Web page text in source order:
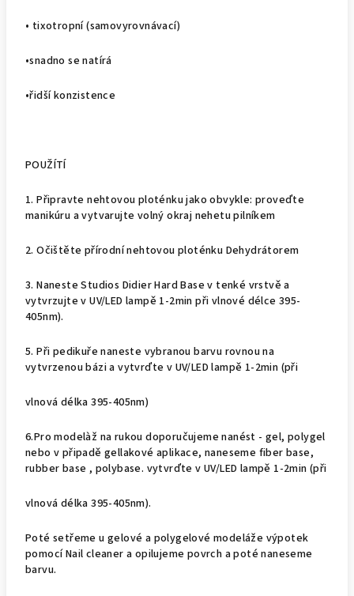
• tixotropní (samovyrovnávací)
•snadno se natírá
•řidší konzistence
POUŽÍTÍ
1. Připravte nehtovou ploténku jako obvykle: proveďte
manikúru a vytvarujte volný okraj nehetu pilníkem
2. Očištěte přírodní nehtovou ploténku Dehydrátorem
3. Naneste Studios Didier Hard Base v tenké vrstvě a
vytvrzujte v UV/LED lampě 1-2min při vlnové délce 395-
405nm).
5. Při pedikuře naneste vybranou barvu rovnou na
vytvrzenou bázi a vytvrďte v UV/LED lampě 1-2min (při
vlnová délka 395-405nm)
6.Pro modelàž na rukou doporučujeme nanést - gel, polygel
nebo v připadě gellakové aplikace, naneseme fiber base,
rubber base , polybase. vytvrďte v UV/LED lampě 1-2min (při
vlnová délka 395-405nm).
Poté setřeme u gelové a polygelové modeláže výpotek
pomocí Nail cleaner a opilujeme povrch a poté naneseme
barvu.